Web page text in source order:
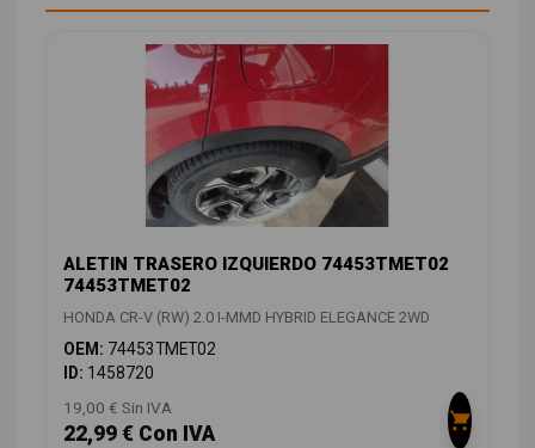
ALETIN TRASERO IZQUIERDO 74453TMET02
74453TMET02
HONDA CR-V (RW) 2.0 I-MMD HYBRID ELEGANCE 2WD
OEM: 74453TMET02
ID: 1458720
19,00 € Sin IVA
22,99 € Con IVA